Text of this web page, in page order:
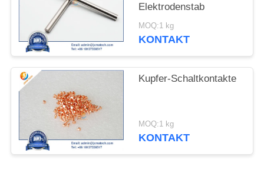
Elektrodenstab
MOQ:1 kg
KONTAKT
Kupfer-Schaltkontakte
MOQ:1 kg
KONTAKT